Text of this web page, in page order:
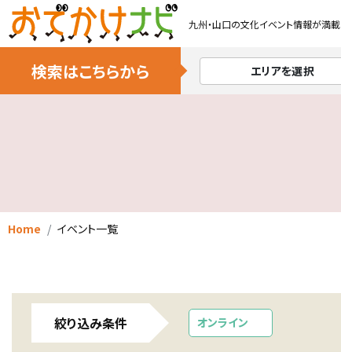
九州・山口の文化イベント情報が満
検索はこちらから エリアを選択
Home イベント一覧
絞り込み条件 オンライン